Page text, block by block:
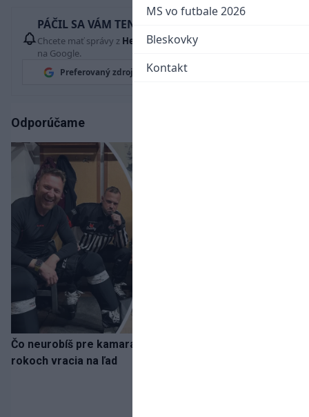
MS vo futbale 2026
Bleskovky
Kontakt
PÁČIL SA VÁM TENTO ČLÁNOK?
Chcete mať správy z Hetrik.skvždy ako prví? Pridajte si nás
na Google.
Preferovaný zdroj
Odporúčame
Čo neurobíš pre kamaráta! Marián Hossa sa po troch
rokoch vracia na ľad